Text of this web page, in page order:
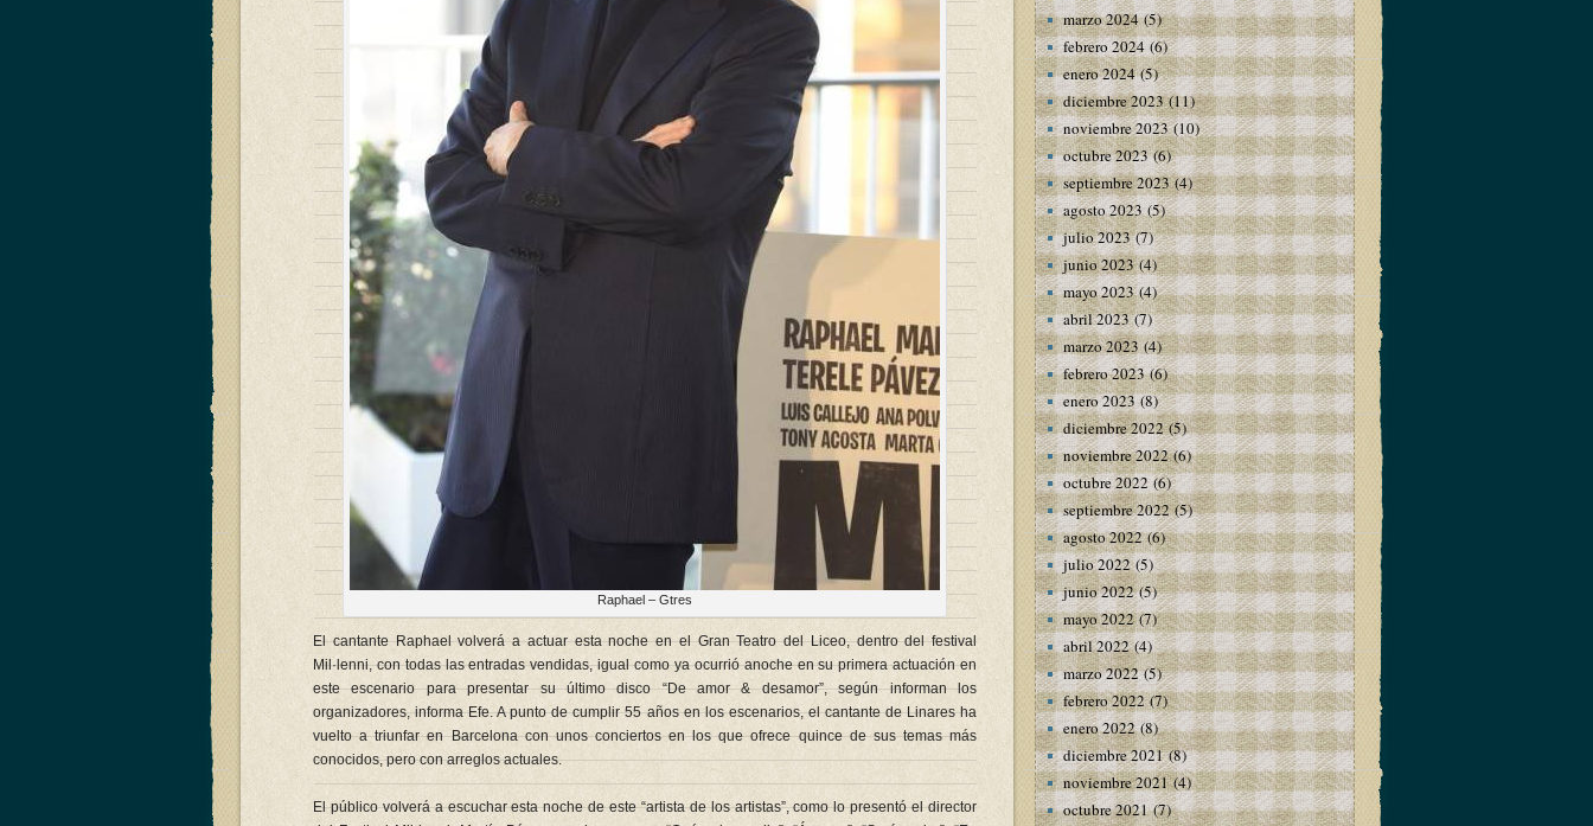
Raphael – Gtres
El cantante Raphael volverá a actuar esta noche en el Gran Teatro del Liceo, dentro del festival
Mil·lenni, con todas las entradas vendidas, igual como ya ocurrió anoche en su primera actuación en
este escenario para presentar su último disco “De amor & desamor”, según informan los
organizadores, informa Efe. A punto de cumplir 55 años en los escenarios, el cantante de Linares ha
vuelto a triunfar en Barcelona con unos conciertos en los que ofrece quince de sus temas más
conocidos, pero con arreglos actuales.
El público volverá a escuchar esta noche de este “artista de los artistas”, como lo presentó el director
marzo 2024(5)
febrero 2024(6)
enero 2024(5)
diciembre 2023(11)
noviembre 2023(10)
octubre 2023(6)
septiembre 2023(4)
agosto 2023(5)
julio 2023(7)
junio 2023(4)
mayo 2023(4)
abril 2023(7)
marzo 2023(4)
febrero 2023(6)
enero 2023(8)
diciembre 2022(5)
noviembre 2022(6)
octubre 2022 (6)
septiembre 2022(5)
agosto 2022(6)
julio 2022(5)
junio 2022(5)
mayo 2022(7)
abril 2022(4)
marzo 2022(5)
febrero 2022(7)
enero 2022(8)
diciembre 2021(8)
noviembre 2021(4)
octubre 2021(7)